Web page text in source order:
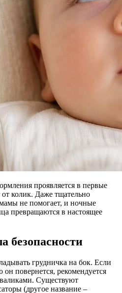
проявляется в первые
от колик. Даже тщательно
не помогает, и ночные
превращаются в настоящее
безопасности
грудничка на бок. Если
он повернется, рекомендуется
Существуют
(другое название –